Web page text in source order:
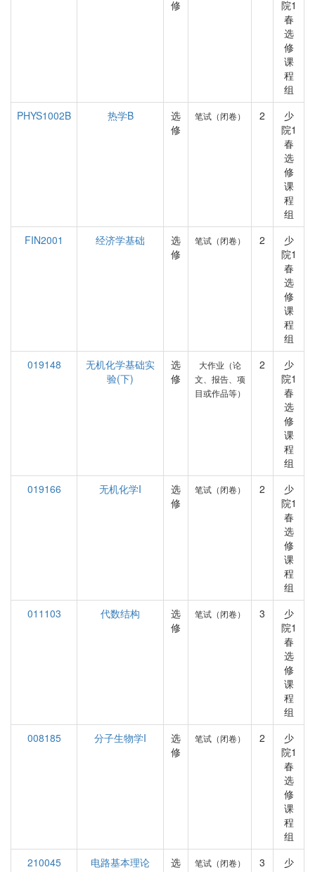
修
院1
春
选
修
课
程
组
PHYS1002B
热学B
选
修
笔试（闭卷） 2
少
院1
春
选
修
课
程
组
FIN2001
经济学基础
选
修
笔试（闭卷） 2
少
院1
春
选
修
课
程
组
019148
无机化学基础实
验(下)
选
修
大作业（论
文、报告、项
目或作品等）
2
少
院1
春
选
修
课
程
组
019166
无机化学I
选
修
笔试（闭卷） 2
少
院1
春
选
修
课
程
组
011103
代数结构
选
修
笔试（闭卷） 3
少
院1
春
选
修
课
程
组
008185
分子生物学I
选
修
笔试（闭卷） 2
少
院1
春
选
修
课
程
组
210045
电路基本理论
选
笔试（闭卷） 3
少